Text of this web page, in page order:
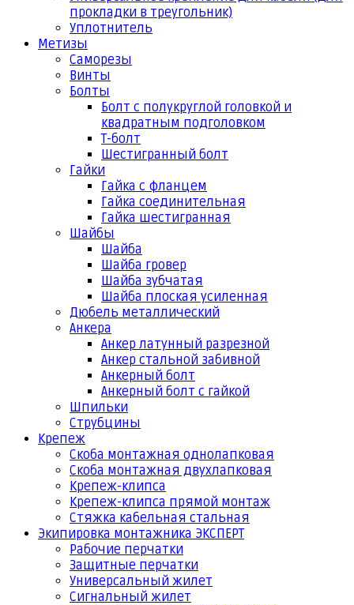
прокладки в треугольник)
Уплотнитель
Метизы
Саморезы
Винты
Болты
Болт с полукруглой головкой и
квадратным подголовком
Т-болт
Шестигранный болт
Гайки
Гайка с фланцем
Гайка соединительная
Гайка шестигранная
Шайбы
Шайба
Шайба гровер
Шайба зубчатая
Шайба плоская усиленная
Дюбель металлический
Анкера
Анкер латунный разрезной
Анкер стальной забивной
Анкерный болт
Анкерный болт с гайкой
Шпильки
Струбцины
Крепеж
Скоба монтажная однолапковая
Скоба монтажная двухлапковая
Крепеж-клипса
Крепеж-клипса прямой монтаж
Стяжка кабельная стальная
Экипировка монтажника ЭКСПЕРТ
Рабочие перчатки
Защитные перчатки
Универсальный жилет
Сигнальный жилет